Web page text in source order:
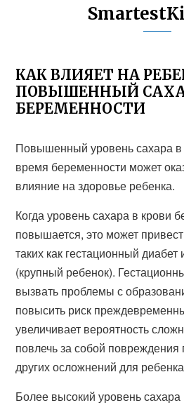
КАК ВЛИЯЕТ НА
ПОВЫШЕННЫЙ
БЕРЕМЕННОСТИ
Повышенный уровень сахара в
время беременности может
влияние на здоровье ребенка.
Когда уровень сахара в
повышается, это может
таких как гестационный
(крупный ребенок).
вызвать проблемы с
повысить риск
увеличивает вероятность
повлечь за собой повреждения
других осложнений для
Более высокий уровень